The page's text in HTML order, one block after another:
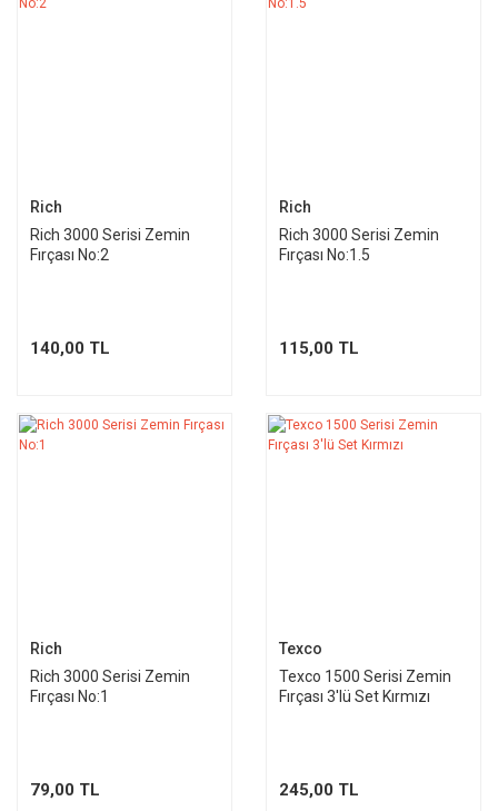
Rich
Rich 3000 Serisi Zemin
Fırçası No:2
140,00 TL
Rich
Rich 3000 Serisi Zemin
Fırçası No:1.5
115,00 TL
Rich
Rich 3000 Serisi Zemin
Fırçası No:1
79,00 TL
Texco
Texco 1500 Serisi Zemin
Fırçası 3'lü Set Kırmızı
245,00 TL